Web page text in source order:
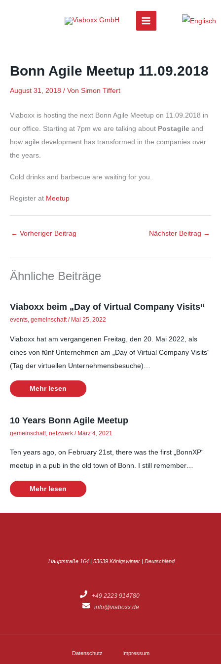
Bonn Agile Meetup 11.09.2018
August 31, 2018 / Von Simon Tiffert
Viaboxx is hosting the next Bonn Agile Meetup on 11.09.2018 in
our office. Starting at 7pm we are talking about Postagile and
how agile development has transformed in the companies over
the years.
Cold drinks and barbecue are waiting for you.
Register at Meetup
← Vorheriger Beitrag Nächster Beitrag →
Ähnliche Beiträge
Viaboxx beim „Day of Virtual Company Visits“
events, gemeinschaft/ Mai 25, 2022
Viaboxx hat am vergangenen Freitag, den 20. Mai 2022, als
eines von fünf Unternehmen am „Day of Virtual Company Visits“
(Tag der virtuellen Unternehmensbesuche)…
Mehr lesen
10 Years Bonn Agile Meetup
gemeinschaft netzwerk / März 4, 2021
Ten years ago, on February 21st, there was the first „BonnXP“
meetup in a pub in the old town of Bonn. I still remember…
Mehr lesen
Hauptstraße 164 | 53639 Königswinter | Deutschland
+49 2223 914780
info@viaboxx.de
Datenschutz Impressum